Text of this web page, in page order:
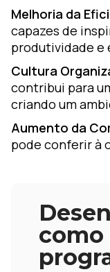
Melhoria da
capazes de
produtividade e
Cultura
contribui para
criando um
Aumento da
pode conferir à
como